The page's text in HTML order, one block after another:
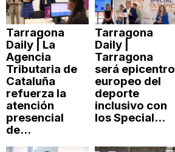
Tarragona
Daily | La
Agencia
Tributaria de
Cataluña
refuerza la
atención
presencial
de...
Tarragona
Daily |
Tarragona
será epicentro
europeo del
deporte
inclusivo con
los Special...